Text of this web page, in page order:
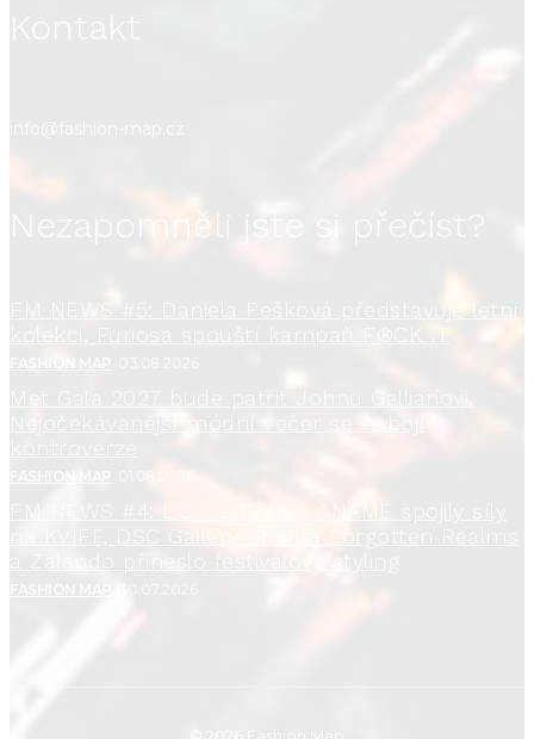
Kontakt
info@fashion-map.cz
Nezapomněli jste si přečíst?
FM NEWS #5: Daniela Pešková představuje letní
kolekci, Furiosa spouští kampaň F®CK IT
FASHION MAP
Met Gala 2027 bude patřit Johnu Gallianovi.
Nejočekávanější módní večer se nebojí
FASHION MAP
FM NEWS #4: L’Oréal Paris a ANAMÉ spojily síly
na KVIFF, DSC Gallery otevírá Forgotten Realms
a Zalando přineslo festivalový styling
FASHION MAP